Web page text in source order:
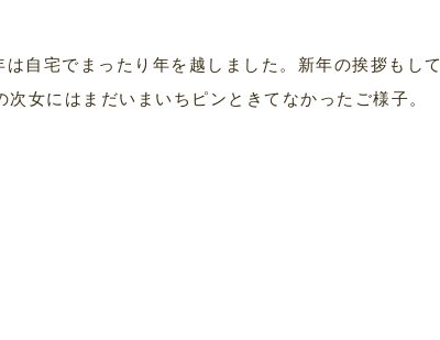
自宅でまったり年を越しました。新年の挨拶もして
女にはまだいまいちピンときてなかったご様子。